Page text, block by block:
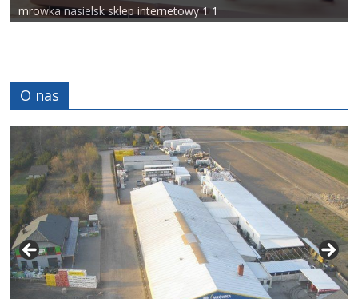
mrowka nasielsk sklep internetowy 1 1
O nas